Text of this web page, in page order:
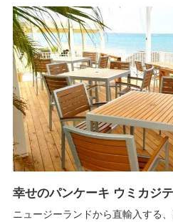
幸せのパンケーキ ウミカジ
ニュージーランドから直輸入する